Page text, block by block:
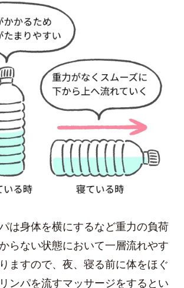
は身体を横にするなど重力の負荷
らない状態において一層流れやす
ますので、夜、寝る前に体をほぐ
ンパを流すマッサージをするとい